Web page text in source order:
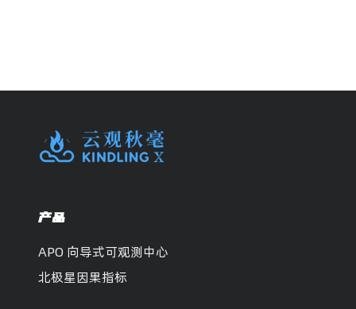
产品
APO 向导式可观测中心
北极星因果指标